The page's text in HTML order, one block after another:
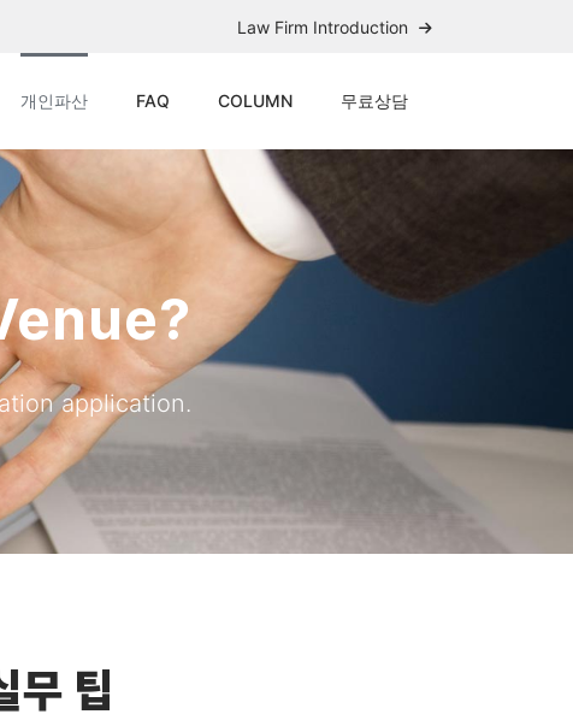
Law Firm Introduction
개인파산 FAQ COLUMN 무료상담
application.
무 팁